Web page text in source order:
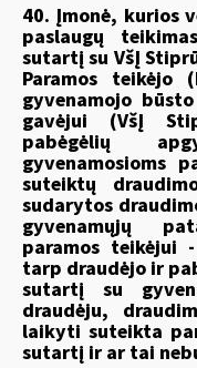
40. Įmonė, kurios
paslaugų
sutartį su VšĮ
Paramos teikėjo
gyvenamojo
gavėjui (VšĮ
pabėgėlių
gyvenamosioms
suteiktų
sudarytos
gyvenamųjų
paramos teikėjui
tarp draudėjo ir
sutartį su
draudėju,
laikyti suteikta
sutartį ir ar tai